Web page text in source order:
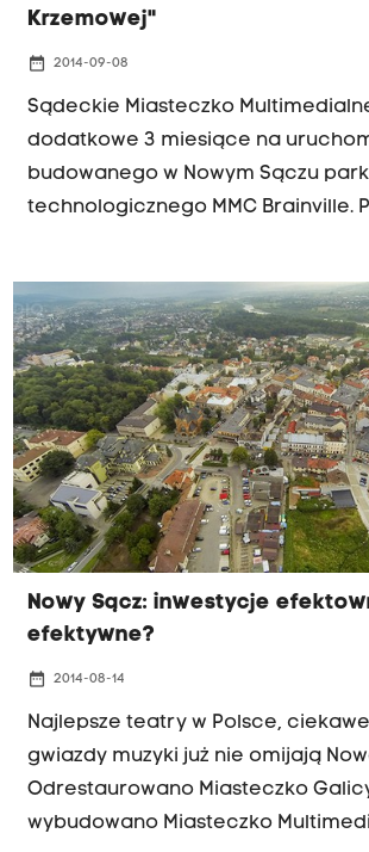
Krzemowej"
date_range 2014-09-08
Sądeckie Miasteczko
dodatkowe 3 miesiące na
budowanego w Nowym Sączu
technologicznego MMC Brainville.
wyposażenia laboratoriów i
dowiedziało się Radio Kraków,
budowę Polska Agencja Rozwoju
Przedsiębiorczości zgodziła się
aneksu i prolongatę terminu
miasteczka do 31 grudnia.
Nowy Sącz: inwestycje
efektywne?
date_range 2014-08-14
Najlepsze teatry w Polsce,
gwiazdy muzyki już nie omijają
Odrestaurowano Miasteczko
wybudowano Miasteczko